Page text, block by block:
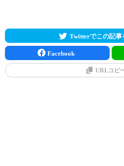
Twitterでこの記事
Facebook
URLコピ